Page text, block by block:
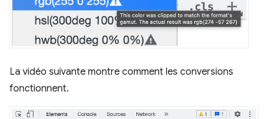
La vidéo suivante montre comment les conversions
fonctionnent.